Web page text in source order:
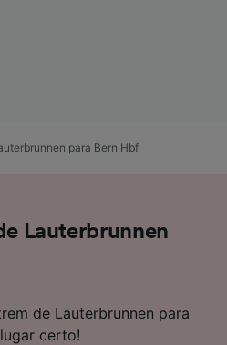
para Bern Hbf
Lauterbrunnen
de Lauterbrunnen para
certo!